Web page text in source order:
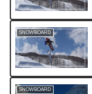
SNOWBOARD
SNOWBOARD